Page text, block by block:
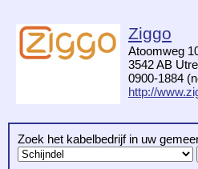
Ziggo
Atoomweg
3542 AB
0900-1884
http://
Zoek het kabelbedrijf in uw